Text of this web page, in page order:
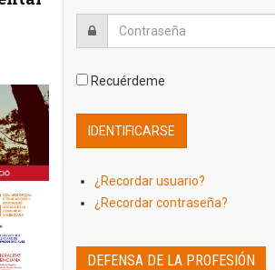
Recuérdeme
¿Recordar usuario?
¿Recordar contraseña?
DEFENSA DE LA PROFESIÓN